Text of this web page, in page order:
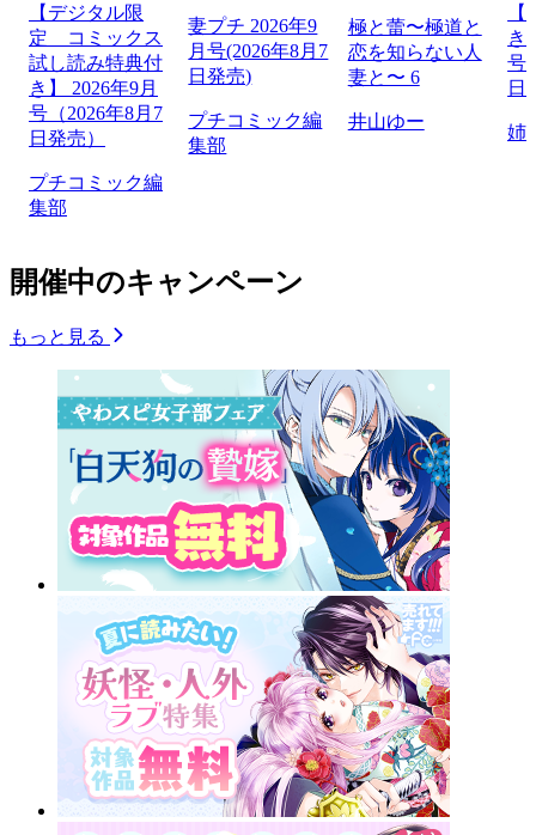
【デジタル限
定 コミックス
試し読み特典付
き】 2026年9月
号（2026年8月7
日発売）
プチコミック編
集部
妻プチ 2026年9
月号(2026年8月7
日発売)
プチコミック編
集部
極と蕾〜極道と
恋を知らない人
妻と〜 6
井山ゆー
き
号
日
姉
開催中のキャンペーン
もっと見る